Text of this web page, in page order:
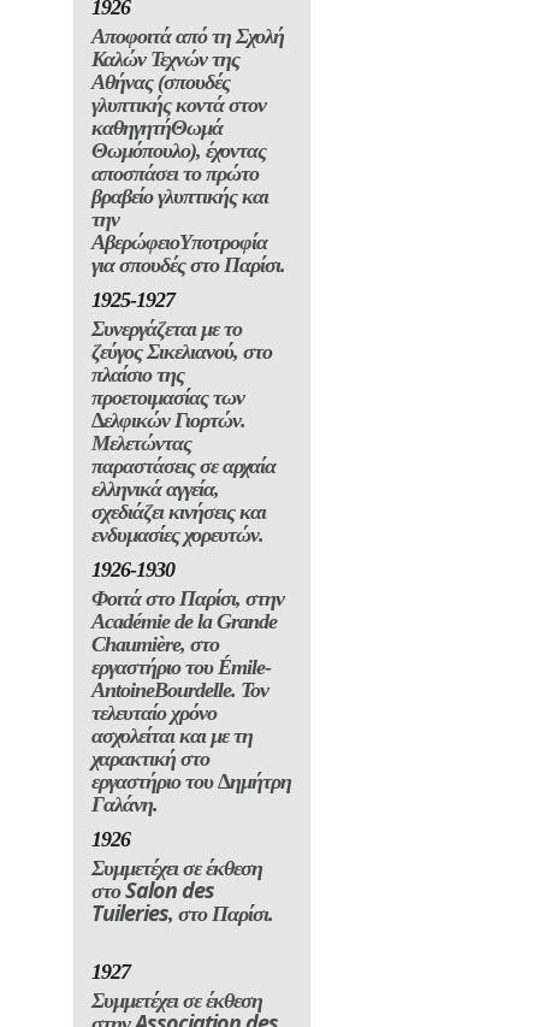
προετοιµασίας των
∆ελφικών Γιορτών.
Μελετώντας
παραστάσεις σε αρχαία
ελληνικά αγγεία,
σχεδιάζει κινήσεις και
ενδυµασίεςχορευτών.
1926-1930
Φοιτά στο Παρίσι, στην
Académie de la Grande
Chaumière, στο
εργαστήριο του Émile-
AntoineBourdelle. Τον
τελευταίο χρόνο
ασχολείται και µε τη
χαρακτική στο
εργαστήριο του ∆ηµήτρη
Γαλάνη.
1926
Συµµετέχει σε έκθεση
στοSalon des
Tuileries, στο Παρίσι.
1927
Συµµετέχει σε έκθεση
στηνAssociation des
Artistes et Gens des
Lettres στο Παρίσι.
1928-1930
Συµµετέχει στις ετήσιες
εκθέσεις στοSalon des
Tuileries
1930
Επιστρέφει στην
Ελλάδα.∆ιοργανώνεται η
πρώτη της ατοµική
Στρατηγοπούλ
στην Αθήνα.